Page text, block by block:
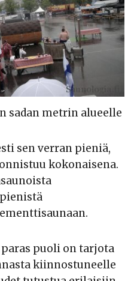
sadan metrin alueelle
sen verran pieniä,
kokonaisena.
puoli on tarjota
kiinnostuneelle